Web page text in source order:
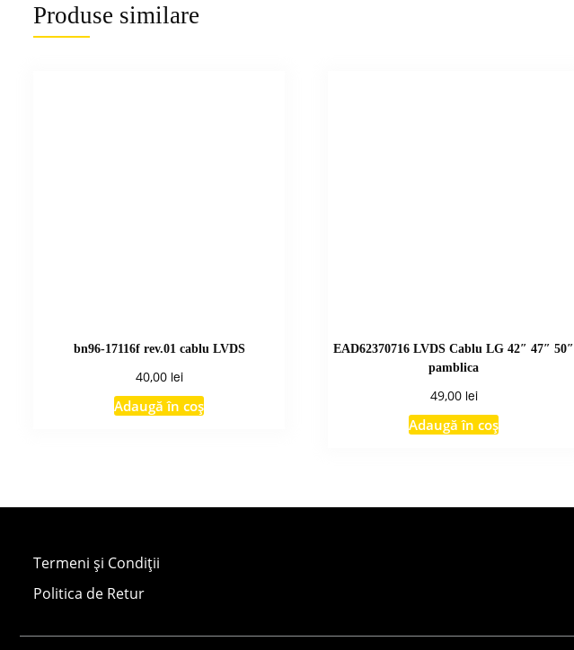
Produse similare
bn96-17116f rev.01 cablu LVDS
40,00 lei
Adaugă în coș
EAD62370716 LVDS Cablu LG 42″ 47″ 50″
pamblica
49,00 lei
Adaugă în coș
Termeni și Condiții
Politica de Retur